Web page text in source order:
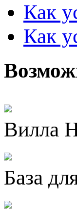
Как
Как
Вилла
База